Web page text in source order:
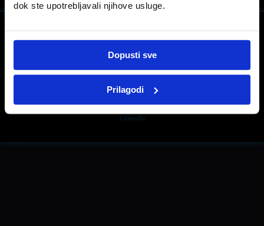
dok ste upotrebljavali njihove usluge.
Dopusti sve
Prilagodi
Facebook
Impresum Kontakt i radno vrijeme
LinkedIn